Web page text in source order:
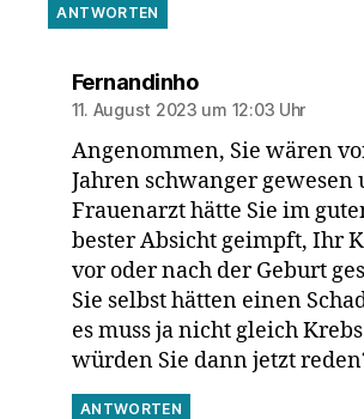
ANTWORTEN
Fernandinhosagt:
11. August 2023 um 12:03 Uhr
Angenommen, Sie wären
Jahren schwanger gewesen
Frauenarzt hätte Sie im
bester Absicht geimpft, Ihr
vor oder nach der Geburt
Sie selbst hätten einen
es muss ja nicht gleich
würden Sie dann jetzt
ANTWORTEN